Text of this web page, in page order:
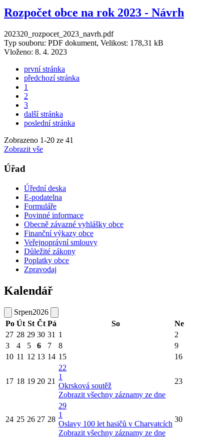
Rozpočet obce na rok 2023 - Návrh
202320_rozpocet_2023_navrh.pdf
Typ souboru: PDF dokument, Velikost: 178,31 kB
Vloženo: 8. 4. 2023
první stránka
předchozí stránka
1
2
3
další stránka
poslední stránka
Zobrazeno 1-20 ze 41
Zobrazit vše
Úřad
Úřední deska
E-podatelna
Formuláře
Povinné informace
Obecně závazné vyhlášky obce
Finanční výkazy obce
Veřejnoprávní smlouvy
Důležité zákony
Poplatky obce
Zpravodaj
Kalendář
Srpen2026
Po Út St Čt Pá So
Ne
27 28 29 30 31 1
2
3
4 5 6 7 8
9
10 11 12 13 14 15 16
17 18 19 20 21
22
1
Okrsková soutěž
Zobrazit všechny záznamy ze dne
23
24 25 26 27 28
29
1
Oslavy 100 let hasičů v Charvatcích
Zobrazit všechny záznamy ze dne
30